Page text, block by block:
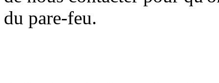
du pare-feu.